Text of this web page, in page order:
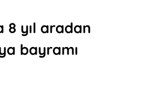
8 yıl aradan
bayramı